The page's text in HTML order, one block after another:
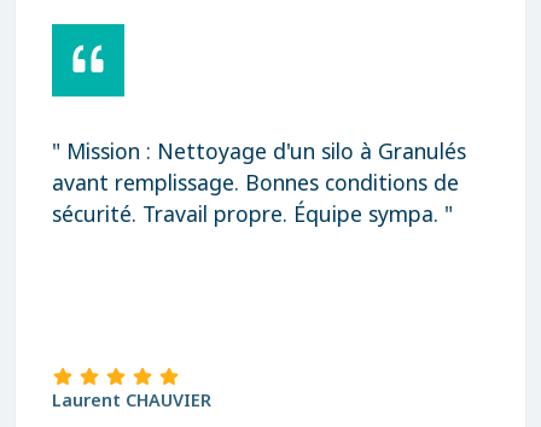
" Mission : Nettoyage d'un silo à Granulés
avant remplissage. Bonnes conditions de
sécurité. Travail propre. Équipe sympa. "
Laurent CHAUVIER